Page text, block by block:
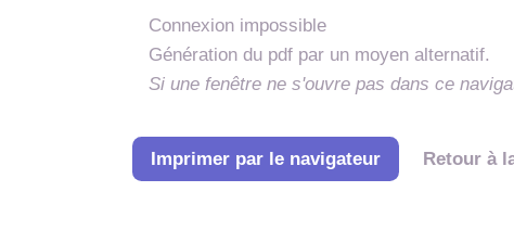
Connexion impossible
Génération du pdf par un moyen alternatif.
Si une fenêtre ne s'ouvre pas dans ce
Imprimer par le navigateur Retour à